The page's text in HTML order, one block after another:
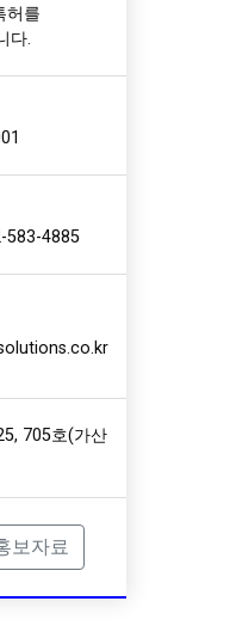
허를
583-4885
705호(가산
보자료